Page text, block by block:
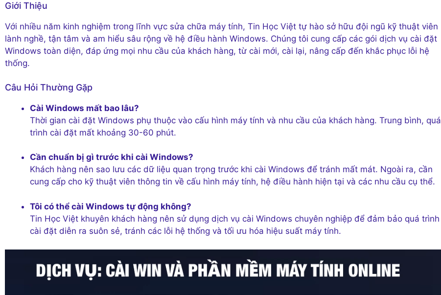
Giới Thiệu
Với nhiều năm kinh nghiệm trong lĩnh vực sửa chữa máy tính, Tin Học Việt tự hào sở hữu đội ngũ kỹ thuật viên
lành nghề, tận tâm và am hiểu sâu rộng về hệ điều hành Windows. Chúng tôi cung cấp các gói dịch vụ cài đặt
Windows toàn diện, đáp ứng mọi nhu cầu của khách hàng, từ cài mới, cài lại, nâng cấp đến khắc phục lỗi hệ
thống.
Câu Hỏi Thường Gặp
Cài Windows mất bao lâu?
Thời gian cài đặt Windows phụ thuộc vào cấu hình máy tính và nhu cầu của khách hàng. Trung bình, quá
trình cài đặt mất khoảng 30-60 phút.
Cần chuẩn bị gì trước khi cài Windows?
Khách hàng nên sao lưu các dữ liệu quan trọng trước khi cài Windows để tránh mất mát. Ngoài ra, cần
cung cấp cho kỹ thuật viên thông tin về cấu hình máy tính, hệ điều hành hiện tại và các nhu cầu cụ thể.
Tôi có thể cài Windows tự động không?
Tin Học Việt khuyên khách hàng nên sử dụng dịch vụ cài Windows chuyên nghiệp để đảm bảo quá trình
cài đặt diễn ra suôn sẻ, tránh các lỗi hệ thống và tối ưu hóa hiệu suất máy tính.